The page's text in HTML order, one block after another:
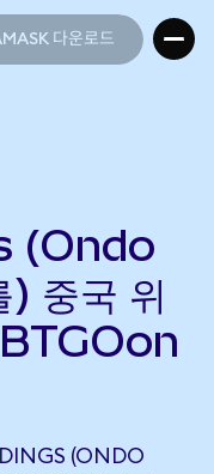
다운로드
(Ondo
중국 위
(ONDO